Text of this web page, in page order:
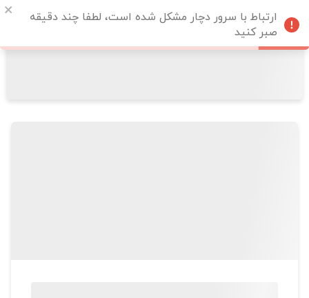
ارتباط با سرور دچار مشکل شده است، لطفا چند دقیقه
صبر کنید